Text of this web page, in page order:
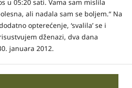
u 05:20 sati. Vama sam mislila
ali nadala sam se boljem.“ Na
opterećenje, ‘svalila’ se i
dženazi, dva dana
januara 2012.